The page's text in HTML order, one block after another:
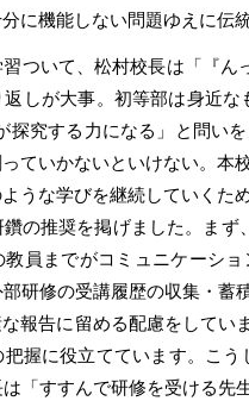
に機能しない問題ゆえに伝
ついて、松村校長は「『
しが大事。初等部は身近
探究する力になる」と問い
ていかないといけない。本
うな学びを継続していくた
の推奨を掲げました。ま
員までがコミュニケーシ
研修の受講履歴の収集・
報告に留める配慮をしてい
握に役立てています。こ
「すすんで研修を受ける